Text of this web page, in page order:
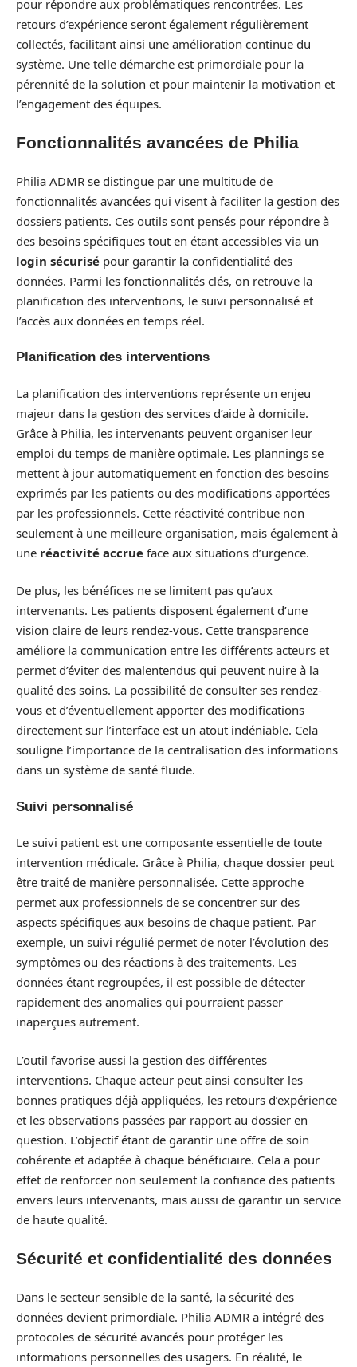
pour répondre aux problématiques rencontrées. Les
retours d’expérience seront également régulièrement
collectés, facilitant ainsi une amélioration continue du
système. Une telle démarche est primordiale pour la
pérennité de la solution et pour maintenir la motivation et
l’engagement des équipes.
Fonctionnalités avancées de Philia
Philia ADMR se distingue par une multitude de
fonctionnalités avancées qui visent à faciliter la gestion des
dossiers patients. Ces outils sont pensés pour répondre à
des besoins spécifiques tout en étant accessibles via un
login sécurisé pour garantir la confidentialité des
données. Parmi les fonctionnalités clés, on retrouve la
planification des interventions, le suivi personnalisé et
l’accès aux données en temps réel.
Planification des interventions
La planification des interventions représente un enjeu
majeur dans la gestion des services d’aide à domicile.
Grâce à Philia, les intervenants peuvent organiser leur
emploi du temps de manière optimale. Les plannings se
mettent à jour automatiquement en fonction des besoins
exprimés par les patients ou des modifications apportées
par les professionnels. Cette réactivité contribue non
seulement à une meilleure organisation, mais également à
une réactivité accrue face aux situations d’urgence.
De plus, les bénéfices ne se limitent pas qu’aux
intervenants. Les patients disposent également d’une
vision claire de leurs rendez-vous. Cette transparence
améliore la communication entre les différents acteurs et
permet d’éviter des malentendus qui peuvent nuire à la
qualité des soins. La possibilité de consulter ses rendez-
vous et d’éventuellement apporter des modifications
directement sur l’interface est un atout indéniable. Cela
souligne l’importance de la centralisation des informations
dans un système de santé fluide.
Suivi personnalisé
Le suivi patient est une composante essentielle de toute
intervention médicale. Grâce à Philia, chaque dossier peut
être traité de manière personnalisée. Cette approche
permet aux professionnels de se concentrer sur des
aspects spécifiques aux besoins de chaque patient. Par
exemple, un suivi régulié permet de noter l’évolution des
symptômes ou des réactions à des traitements. Les
données étant regroupées, il est possible de détecter
rapidement des anomalies qui pourraient passer
inaperçues autrement.
L’outil favorise aussi la gestion des différentes
interventions. Chaque acteur peut ainsi consulter les
bonnes pratiques déjà appliquées, les retours d’expérience
et les observations passées par rapport au dossier en
question. L’objectif étant de garantir une offre de soin
cohérente et adaptée à chaque bénéficiaire. Cela a pour
effet de renforcer non seulement la confiance des patients
envers leurs intervenants, mais aussi de garantir un service
de haute qualité.
Sécurité et confidentialité des données
Dans le secteur sensible de la santé, la sécurité des
données devient primordiale. Philia ADMR a intégré des
protocoles de sécurité avancés pour protéger les
informations personnelles des usagers. En réalité, le